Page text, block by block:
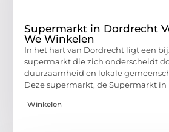
Supermarkt in Dordrecht
We Winkelen
In het hart van Dordrecht ligt een
supermarkt die zich onderscheidt
duurzaamheid en lokale
Deze supermarkt, de Supermarkt in
Winkelen